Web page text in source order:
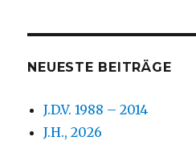
NEUESTE BEITRÄGE
J.D.V. 1988 – 2014
J.H., 2026